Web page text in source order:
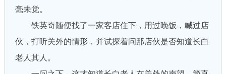
毫未觉。
铁英奇随便找了一家客店住下，用过晚饭，喊过店
伙，打听关外的情形，并试探着问那店伙是否知道长白
老人其人。